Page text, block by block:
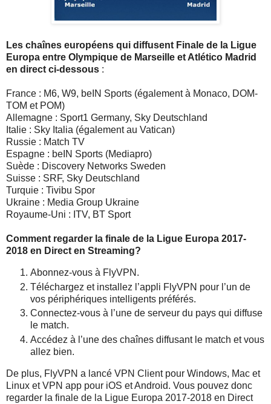
Les chaînes européens qui diffusent Finale de la Ligue
Europa entre Olympique de Marseille et Atlético Madrid
en direct ci-dessous :
France : M6, W9, beIN Sports (également à Monaco, DOM-
TOM et POM)
Allemagne : Sport1 Germany, Sky Deutschland
Italie : Sky Italia (également au Vatican)
Russie : Match TV
Espagne : beIN Sports (Mediapro)
Suède : Discovery Networks Sweden
Suisse : SRF, Sky Deutschland
Turquie : Tivibu Spor
Ukraine : Media Group Ukraine
Royaume-Uni : ITV, BT Sport
Comment regarder la finale de la Ligue Europa 2017-
2018 en Direct en Streaming?
Abonnez-vous à FlyVPN.
Téléchargez et installez l’appli FlyVPN pour l’un de
vos périphériques intelligents préférés.
Connectez-vous à l’une de serveur du pays qui diffuse
le match.
Accédez à l’une des chaînes diffusant le match et vous
allez bien.
De plus, FlyVPN a lancé VPN Client pour Windows, Mac et
Linux et VPN app pour iOS et Android. Vous pouvez donc
regarder la finale de la Ligue Europa 2017-2018 en Direct